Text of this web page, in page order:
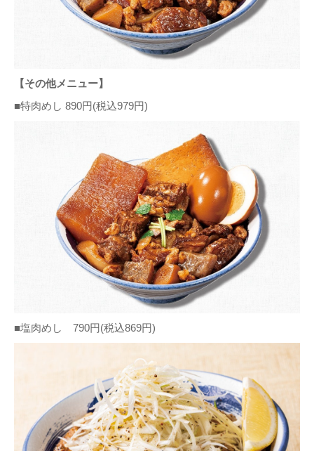
【その他メニュー】
■特肉めし 890円(税込979円)​
■塩肉めし 790円(税込869円)